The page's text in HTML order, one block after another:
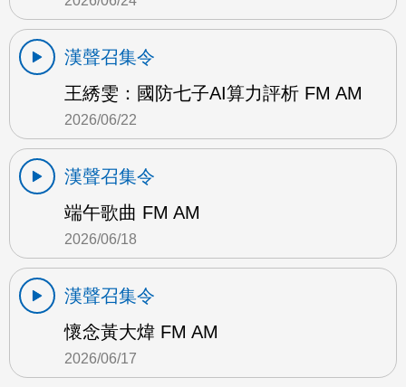
漢聲召集令
王綉雯：國防七子AI算力評析 FM AM
2026/06/22
漢聲召集令
端午歌曲 FM AM
2026/06/18
漢聲召集令
懷念黃大煒 FM AM
2026/06/17